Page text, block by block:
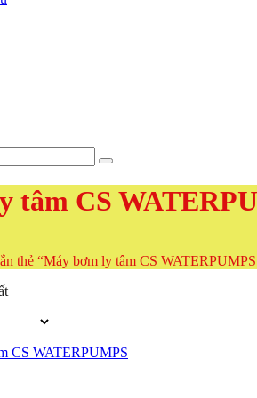
tâm CS
thẻ “Máy bơm ly tâm CS